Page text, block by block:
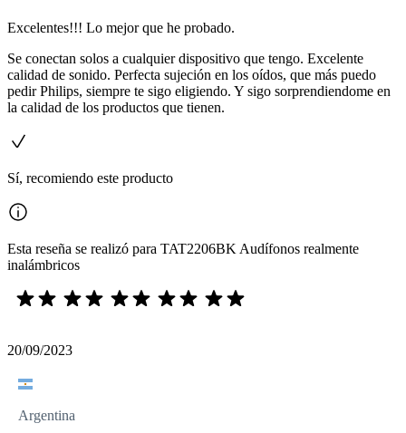
Excelentes!!! Lo mejor que he probado.
Se conectan solos a cualquier dispositivo que tengo. Excelente
calidad de sonido. Perfecta sujeción en los oídos, que más puedo
pedir Philips, siempre te sigo eligiendo. Y sigo sorprendiendome en
la calidad de los productos que tienen.
Sí, recomiendo este producto
Esta reseña se realizó para TAT2206BK Audífonos realmente
inalámbricos
20/09/2023
Argentina